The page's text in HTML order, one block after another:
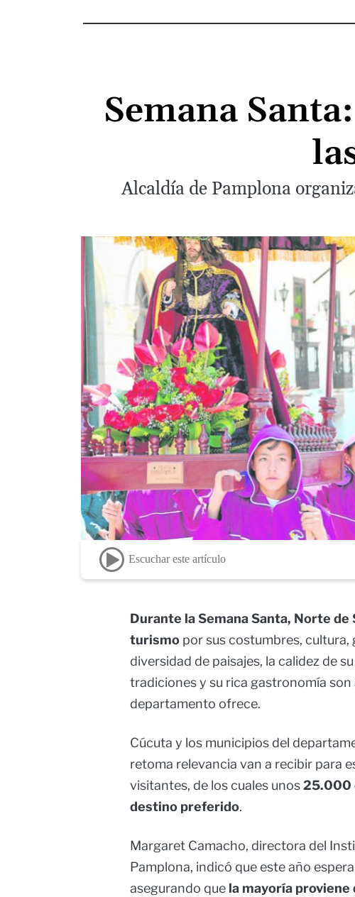
Semana
Alcaldía de Pamplona
Escuchar este artículo
Durante la Semana Santa, Norte
turismo por sus costumbres, cultura,
diversidad de paisajes, la calidez de
tradiciones y su rica gastronomía
departamento ofrece.
Cúcuta y los municipios del
retoma relevancia van a recibir para
visitantes, de los cuales unos25.000
destino preferido.
Margaret Camacho, directora del
Pamplona, indicó que este año
asegurando que la mayoría proviene